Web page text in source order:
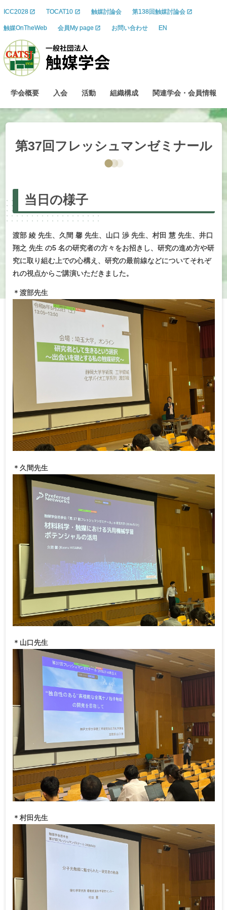
ICC2028 TOCAT10 触媒討論会 第138回触媒討論会
触媒OnTheWeb 会員My page お問い合わせ EN
学会概要 入会 活動 組織構成 関連学会 ・ 会員情報
第37 回 フレッシュマンゼミナール
当日の様子
渡部 綾 先生、久間 馨 先生、山口 渉 先生、村田 慧 先生、井口
翔之 先生 の5 名の研究者の方々をお招きし、研究の進め方や研
究に取り組む上での心構え、研究の最前線などについてそれぞ
れの視点からご講演いただきました。
＊渡部先生
＊久間先生
＊山口先生
＊村田先生